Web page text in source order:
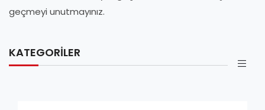
geçmeyi unutmayınız.
KATEGORILER